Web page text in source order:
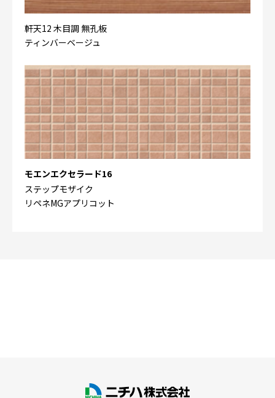
軒天12 木目調 無孔板
ティンバーベージュ
モエンエクセラード16
ステップモザイク
リペネMGアプリコット